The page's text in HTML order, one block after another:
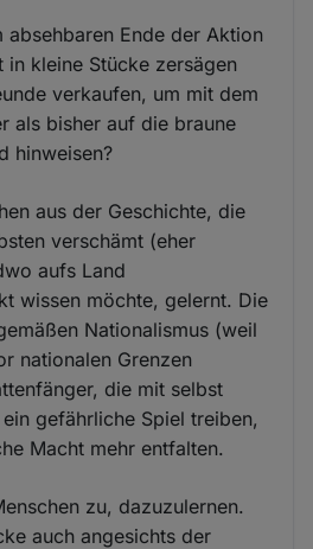
absehbaren Ende der Aktion
in kleine Stücke zersägen
verkaufen, um mit dem
als bisher auf die braune
hinweisen?
aus der Geschichte, die
verschämt (eher
aufs Land
wissen möchte, gelernt. Die
Nationalismus (weil
nationalen Grenzen
die mit selbst
gefährliche Spiel treiben,
Macht mehr entfalten.
zu, dazuzulernen.
auch angesichts der